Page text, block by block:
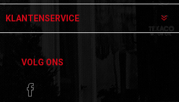
KLANTENSERVICE
VOLG ONS